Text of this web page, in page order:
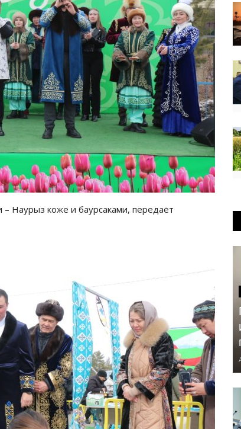
Наурыз коже и баурсаками, передаёт